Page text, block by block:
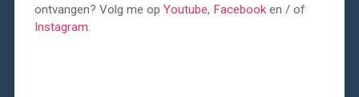
ontvangen? Volg me op Youtube, Facebooken / of
Instagram.